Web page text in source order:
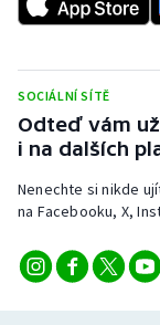
Sportovní
Stolní tenis
Triatlon
Veslování
Volejbal
SOCIÁLNÍ SÍTĚ
Odteď vám
i na dalších
Nenechte si nikde
na Facebooku, X,